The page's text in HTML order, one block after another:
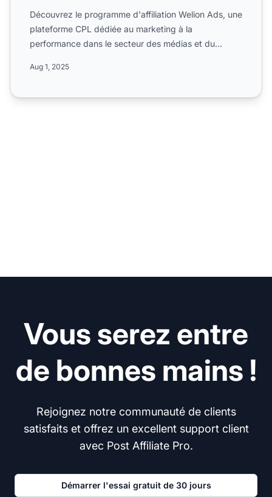
Découvrez le programme d'affiliation Welion Ads, une
plateforme CPL dédiée au marketing à la
performance dans le secteur des médias et du
Aug 1, 2025
Vous serez entre
de bonnes mains !
Rejoignez notre communauté de clients
satisfaits et offrez un excellent support client
avec Post Affiliate Pro.
Démarrer l'essai gratuit de 30 jours